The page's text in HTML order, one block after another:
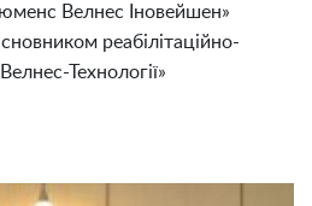
Велнес Іновейшен»
реабілітаційно-
Технології»